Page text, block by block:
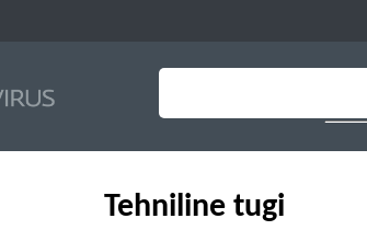
Tehniline tugi